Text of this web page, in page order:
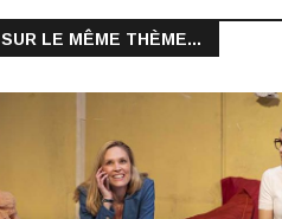
SUR LE MÊME THÈME...